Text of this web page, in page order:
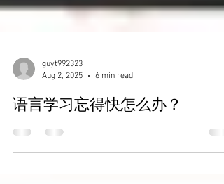
guyt992323
Aug 2, 2025
6 min read